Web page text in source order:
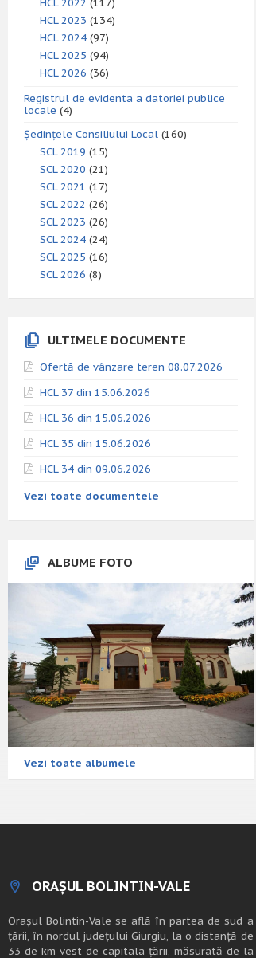
HCL 2022 (117)
HCL 2023 (134)
HCL 2024 (97)
HCL 2025 (94)
HCL 2026 (36)
Registrul de evidenta a datoriei publice
locale (4)
Ședințele Consiliului Local (160)
SCL 2019 (15)
SCL 2020 (21)
SCL 2021 (17)
SCL 2022 (26)
SCL 2023 (26)
SCL 2024 (24)
SCL 2025 (16)
SCL 2026 (8)
ULTIMELE DOCUMENTE
Ofertă de vânzare teren 08.07.2026
HCL 37 din 15.06.2026
HCL 36 din 15.06.2026
HCL 35 din 15.06.2026
HCL 34 din 09.06.2026
Vezi toate documentele
ALBUME FOTO
Vezi toate albumele
ORAȘUL BOLINTIN-VALE
Oraşul Bolintin-Vale se află în partea de sud a
ţării, în nordul judeţului Giurgiu, la o distanţă de
33 de km vest de capitala țării, măsurată de la